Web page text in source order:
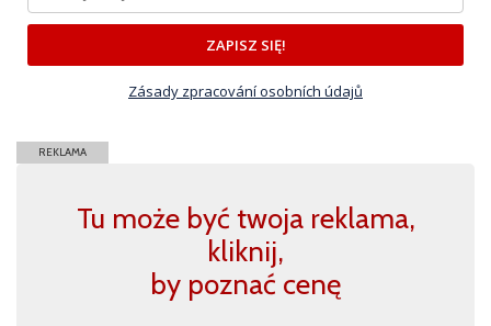
ZAPISZ SIĘ!
Zásady zpracování osobních údajů
REKLAMA
Tu może być twoja reklama,
kliknij,
by poznać cenę